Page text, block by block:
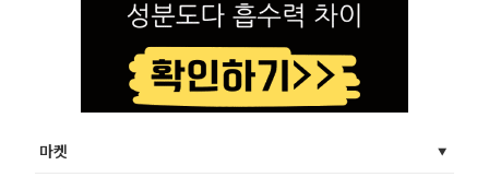
마켓